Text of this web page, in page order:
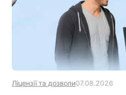
Ліцензії та дозволи07.08.2026